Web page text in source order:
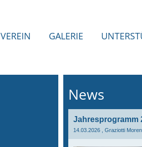
VEREIN GALERIE
News
Jahresprogramm
14.03.2026 , Graziotti